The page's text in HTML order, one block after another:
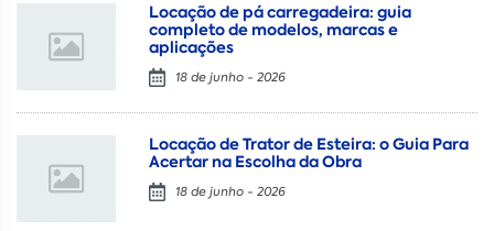
Locação de pá carregadeira: guia
completo de modelos, marcas e
aplicações
18 de junho - 2026
Locação de Trator de Esteira: o Guia Para
Acertar na Escolha da Obra
18 de junho - 2026